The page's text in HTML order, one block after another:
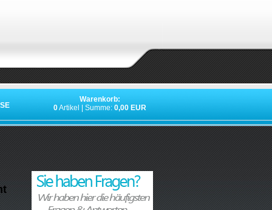
Warenkorb:
0Artikel | Summe: 0,00 EUR